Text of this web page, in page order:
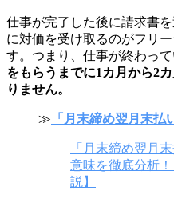
仕事が完了した後に請求書
に対価を受け取るのがフリ
す。つまり、仕事が終わって
をもらうまでに1カ月から2
りません。
≫ 「月末締め翌月末
「月末締め翌月
意味を徹底分析
説】